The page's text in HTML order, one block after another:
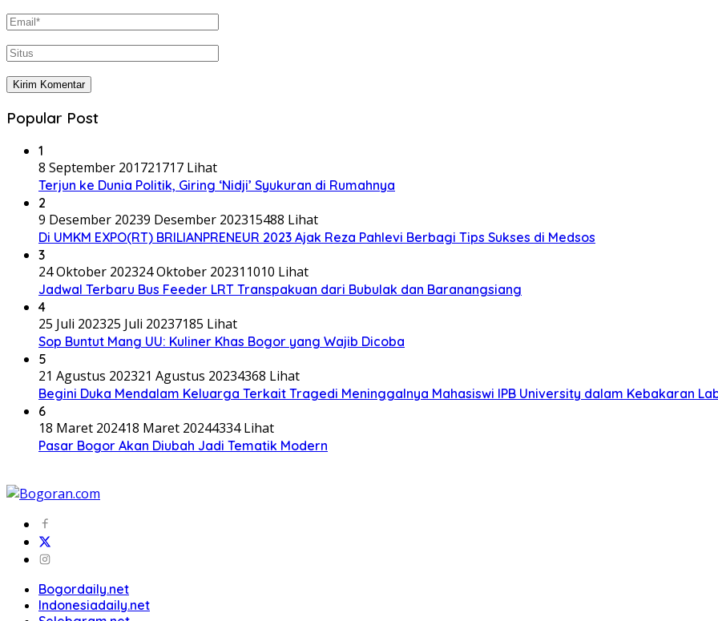
Popular Post
1
8 September 201721717 Lihat
Terjun ke Dunia Politik, Giring ‘Nidji’ Syukuran di Rumahnya
2
9 Desember 20239 Desember 202315488 Lihat
Di UMKM EXPO(RT) BRILIANPRENEUR 2023 Ajak Reza Pahlevi Berbagi Tips Sukses di Medsos
3
24 Oktober 202324 Oktober 202311010 Lihat
Jadwal Terbaru Bus Feeder LRT Transpakuan dari Bubulak dan Baranangsiang
4
25 Juli 202325 Juli 20237185 Lihat
Sop Buntut Mang UU: Kuliner Khas Bogor yang Wajib Dicoba
5
21 Agustus 202321 Agustus 20234368 Lihat
Begini Duka Mendalam Keluarga Terkait Tragedi Meninggalnya Mahasiswi IPB University dalam Kebakaran
6
18 Maret 202418 Maret 20244334 Lihat
Pasar Bogor Akan Diubah Jadi Tematik Modern
Bogordaily.net
Indonesiadaily.net